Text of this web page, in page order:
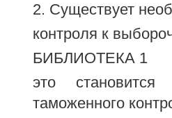
2. Существует
контроля к
БИБЛИОТЕКА 1
это
таможенного